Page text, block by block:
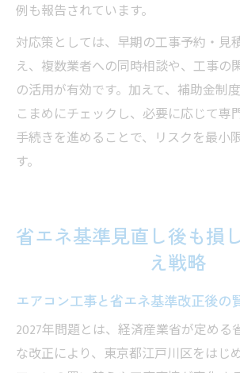
例も報告されています。
対応策としては、早期の工事予約・見
え、複数業者への同時相談や、工事の
の活用が有効です。加えて、補助金制
こまめにチェックし、必要に応じて専
手続きを進めることで、リスクを最小
す。
省エネ基準見直し後も損
え戦略
エアコン工事と省エネ基準改正後の
2027年問題とは、経済産業省が定める
な改正により、東京都江戸川区をはじ